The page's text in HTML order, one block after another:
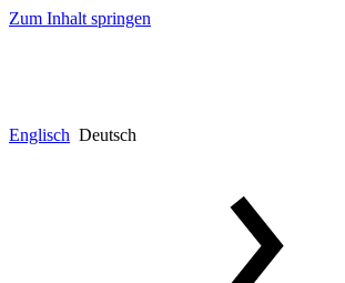
Zum Inhalt springen
Englisch Deutsch